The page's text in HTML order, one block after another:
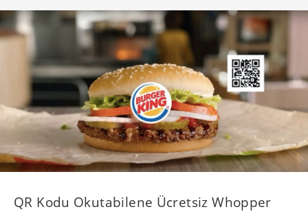
QR Kodu Okutabilene Ücretsiz Whopper